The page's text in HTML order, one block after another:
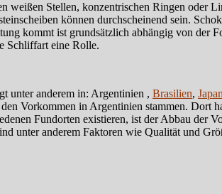
weißen Stellen, konzentrischen Ringen oder
können durchscheinend sein.
kommt ist grundsätzlich abhängig von der
Schliffart eine Rolle.
unter anderem in: Argentinien , Brasilien, Japan
Vorkommen in Argentinien stammen. Dort
Fundorten existieren, ist der Abbau der
unter anderem Faktoren wie Qualität und